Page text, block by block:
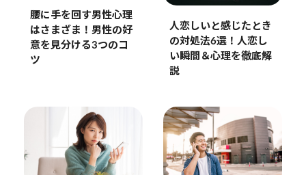
腰に手を回す男性心理
はさまざま！男性の好
意を見分ける3つのコ
ツ
人恋しいと感じたとき
の対処法6選！人恋し
い瞬間＆心理を徹底解
説